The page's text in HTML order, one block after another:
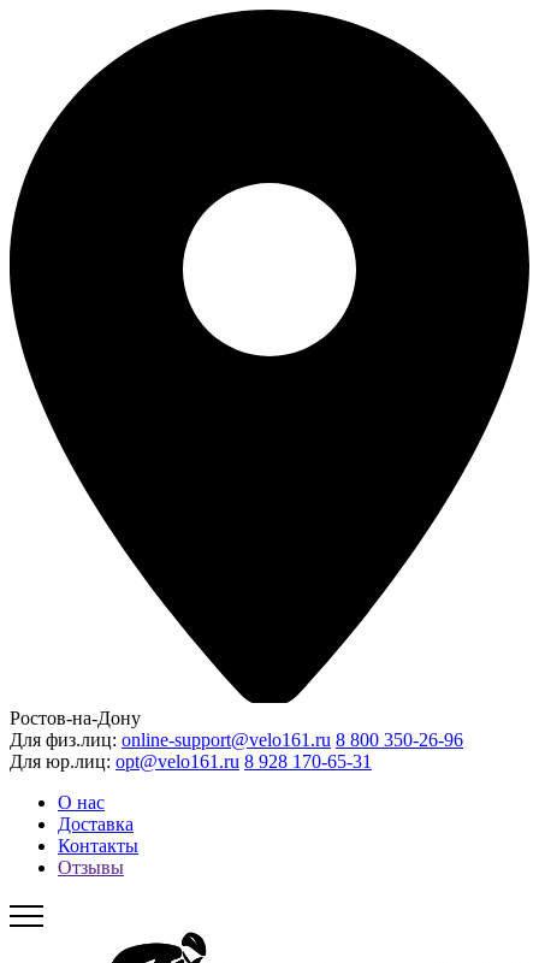
Ростов-на-Дону
Для физ.лиц: online-support@velo161.ru 8 800 350-26-96
Для юр.лиц: opt@velo161.ru 8 928 170-65-31
О нас
Доставка
Контакты
Отзывы